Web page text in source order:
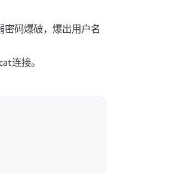
密码爆破，爆出用户名
连接。